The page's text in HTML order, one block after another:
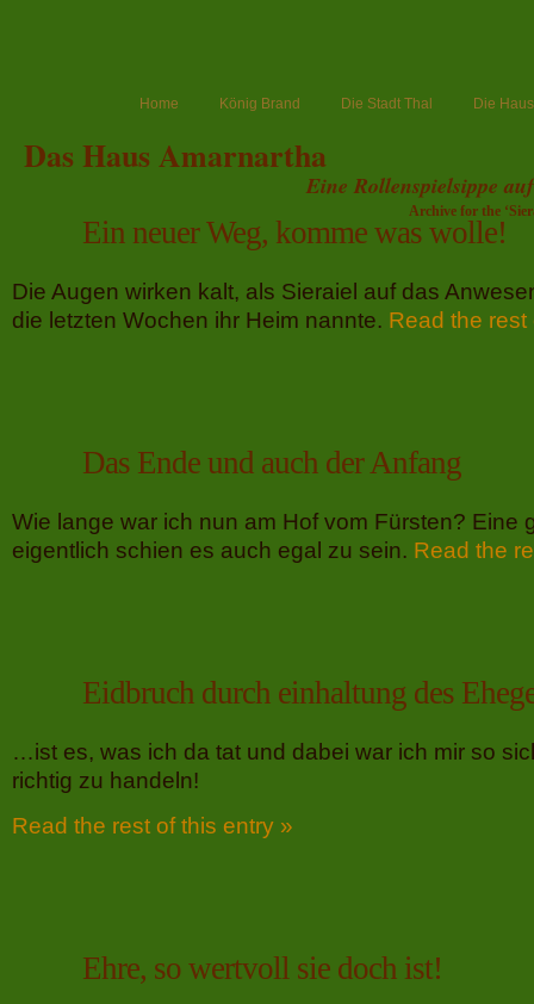
Home König Brand Die Stadt Thal Die
Das Haus Amarnartha
Eine Rollenspielsippe
Archive for the
Ein neuer Weg, komme was wolle!
Die Augen wirken kalt, als Sieraiel auf das
die letzten Wochen ihr Heim nannte. Read the rest
Das Ende und auch der Anfang
Wie lange war ich nun am Hof vom Fürsten? Eine
eigentlich schien es auch egal zu sein. Read the
Eidbruch durch einhaltung des
…ist es, was ich da tat und dabei war ich mir so
richtig zu handeln!
Read the rest of this entry »
Ehre, so wertvoll sie doch ist!